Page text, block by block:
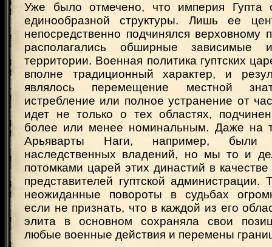
Уже было отмечено, что империя Гупта
единообразной структуры. Лишь ее
непосредственно подчинялся верховному
располагались обширные зависимые
территории. Военная политика гуптских
вполне традиционный характер, и
являлось перемещение местной
истребление или полное устранение от
идет не только о тех областях,
более или менее номинальным. Даже на
Арьяварты Наги, например, были
наследственных владений, но мы то и
потомками царей этих династий в
представителей гуптской администрации.
неожиданные повороты в судьбах
если не признать, что в каждой из его
элита в основном сохраняла свои
любые военные действия и перемены